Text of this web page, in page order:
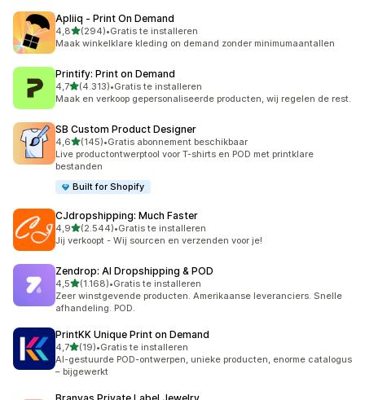
Apliiq ‑ Print On Demand
4,8van 5 sterren
(294)
294 recensies in totaal
•Gratis te installeren
Maak winkelklare kleding on demand zonder minimumaantallen
Printify: Print on Demand
4,7van 5 sterren
(4.313)
4313 recensies in totaal
•Gratis te installeren
Maak en verkoop gepersonaliseerde producten, wij regelen de rest.
SB Custom Product Designer
4,6van 5 sterren
(145)
145 recensies in totaal
•Gratis abonnement beschikbaar
Live productontwerptool voor T-shirts en POD met printklare
bestanden
Built for Shopify
CJdropshipping: Much Faster
4,9van 5 sterren
(2.544)
2544 recensies in totaal
•Gratis te installeren
Jij verkoopt - Wij sourcen en verzenden voor je!
Zendrop: AI Dropshipping & POD
4,5van 5 sterren
(1.168)
1168 recensies in totaal
•Gratis te installeren
Zeer winstgevende producten. Amerikaanse leveranciers. Snelle
afhandeling. POD.
PrintKK Unique Print on Demand
4,7van 5 sterren
(19)
19 recensies in totaal
•Gratis te installeren
AI-gestuurde POD-ontwerpen, unieke producten, enorme catalogus
– bijgewerkt